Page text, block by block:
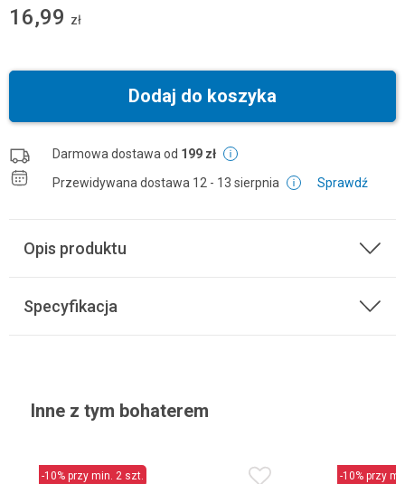
16,99 zł
Dodaj do koszyka
Darmowa dostawa od 199 zł
Przewidywana dostawa 12 - 13 sierpnia Sprawdź
Opis produktu
Specyfikacja
Inne z tym bohaterem
-10% przy min. 2 szt. -10% przy